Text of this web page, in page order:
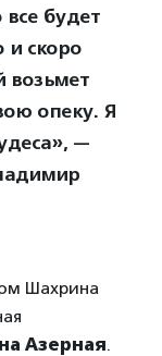
будет
и скоро
возьмет
опеку. Я
—
Шахрина
Азерная.